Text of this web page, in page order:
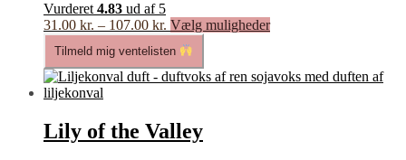
varesiden
Vurderet 4.83 ud af 5
31.00 kr. – 107.00 kr. Prisinterval:
31.00 kr.
til
107.00 kr.
Vælg mulighederDette
flere
Tilmeld mig ventelisten
Lily of the Valley